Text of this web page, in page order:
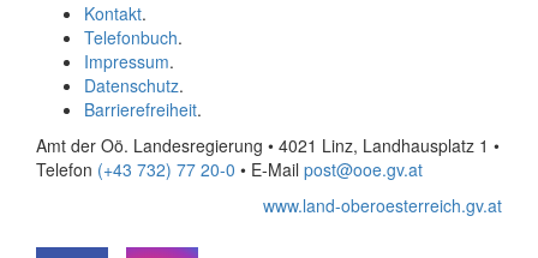
Kontakt.
Telefonbuch.
Impressum.
Datenschutz.
Barrierefreiheit.
Amt der Oö. Landesregierung • 4021 Linz, Landhausplatz 1 •
Telefon (+43 732) 77 20-0 • E-Mail post@ooe.gv.at
www.land-oberoesterreich.gv.at